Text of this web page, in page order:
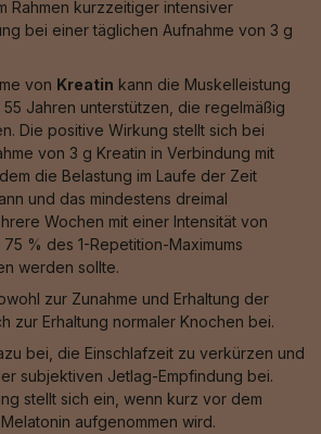
Rahmen kurzzeitiger intensiver
bei einer täglichen Aufnahme von 3 g
von Kreatin kann die Muskelleistung
Jahren unterstützen, die regelmäßig
Die positive Wirkung stellt sich bei
von 3 g Kreatin in Verbindung mit
die Belastung im Laufe der Zeit
und das mindestens dreimal
Wochen mit einer Intensität von
% des 1-Repetition-Maximums
werden sollte.
zur Zunahme und Erhaltung der
zur Erhaltung normaler Knochen bei.
bei, die Einschlafzeit zu verkürzen und
subjektiven Jetlag-Empfindung bei.
stellt sich ein, wenn kurz vor dem
aufgenommen wird.